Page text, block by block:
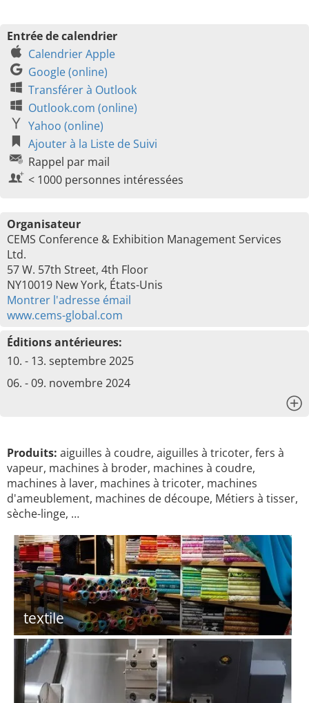
Entrée de calendrier
Calendrier Apple
Google (online)
Transférer à Outlook
Outlook.com (online)
Yahoo (online)
Ajouter à la Liste de Suivi
Rappel par mail
< 1000 personnes intéressées
Organisateur
CEMS Conference & Exhibition Management Services
Ltd.
57 W. 57th Street, 4th Floor
NY10019 New York, États-Unis
Montrer l'adresse émail
www.cems-global.com
Éditions antérieures:
10. - 13. septembre 2025
06. - 09. novembre 2024
Produits: aiguilles à coudre, aiguilles à tricoter, fers à
vapeur, machines à broder, machines à coudre,
machines à laver, machines à tricoter, machines
d'ameublement, machines de découpe, Métiers à tisser,
sèche-linge, …
textile